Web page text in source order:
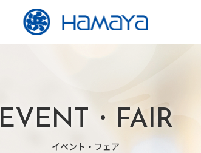
EVENT・FAIR
イベント・フェア